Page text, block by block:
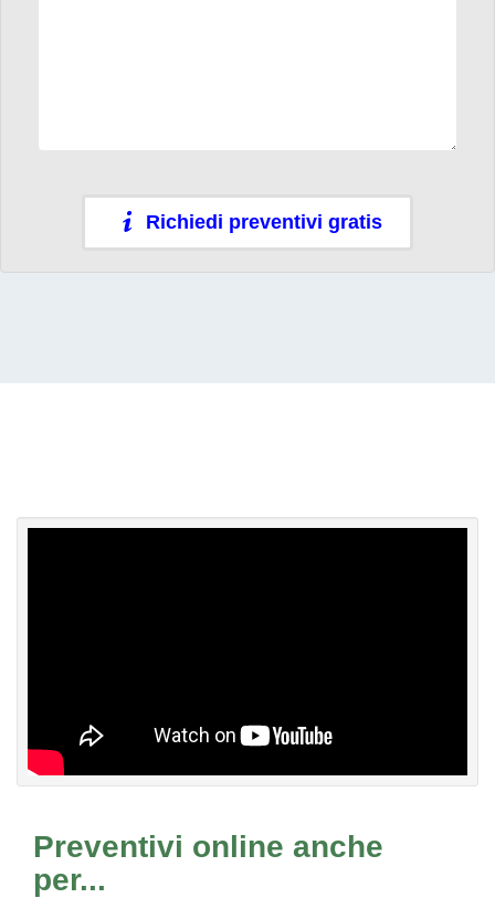
Richiedi preventivi gratis
Preventivi online anche
per...